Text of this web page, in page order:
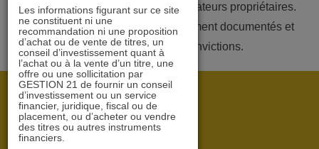
l’analyse des risques via nos indicateurs propriétaires.
Nos investissements sont longuement documentés et
motivés par de fortes convictions.
Les informations figurant sur ce site
ne constituent ni une
recommandation ni une proposition
d’achat ou de vente de titres, un
conseil d’investissement quant à
l’achat ou à la vente d’un titre, une
offre ou une sollicitation par
GESTION 21 de fournir un conseil
d’investissement ou un service
financier, juridique, fiscal ou de
placement, ou d’acheter ou vendre
des titres ou autres instruments
financiers.